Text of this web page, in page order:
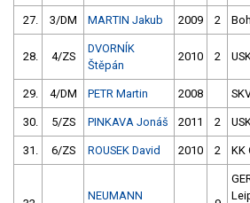
27. 3/DM MARTIN Jakub 2009 2
28. 4/ZS
DVORNÍK
Štěpán
2010 2
29. 4/DM PETR Martin 2008
30. 5/ZS PINKAVA Jonáš 2011 2
31. 6/ZS ROUSEK David 2010 2 KK
NEUMANN